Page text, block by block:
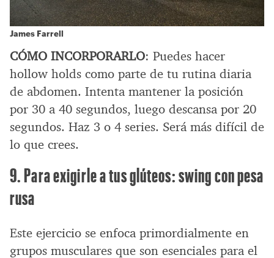
James Farrell
CÓMO INCORPORARLO: Puedes hacer
hollow holds como parte de tu rutina diaria
de abdomen. Intenta mantener la posición
por 30 a 40 segundos, luego descansa por 20
segundos. Haz 3 o 4 series. Será más difícil de
lo que crees.
9. Para exigirle a tus glúteos: swing con pesa
rusa
Este ejercicio se enfoca primordialmente en
grupos musculares que son esenciales para el